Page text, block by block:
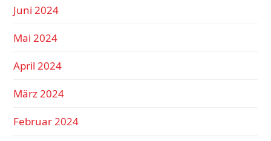
Juni 2024
Mai 2024
April 2024
März 2024
Februar 2024